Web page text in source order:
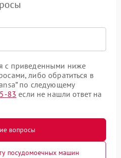
с приведенными ниже
либо обратиться в
по следующему
83 если не нашли ответ на
вопросы
посудомоечных машин